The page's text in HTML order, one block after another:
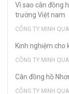
Vì sao cân đồng
trường Việt nam
CÔNG TY MINH
Kinh nghiệm cho
CÔNG TY MINH
Cân đồng hồ
CÔNG TY MINH